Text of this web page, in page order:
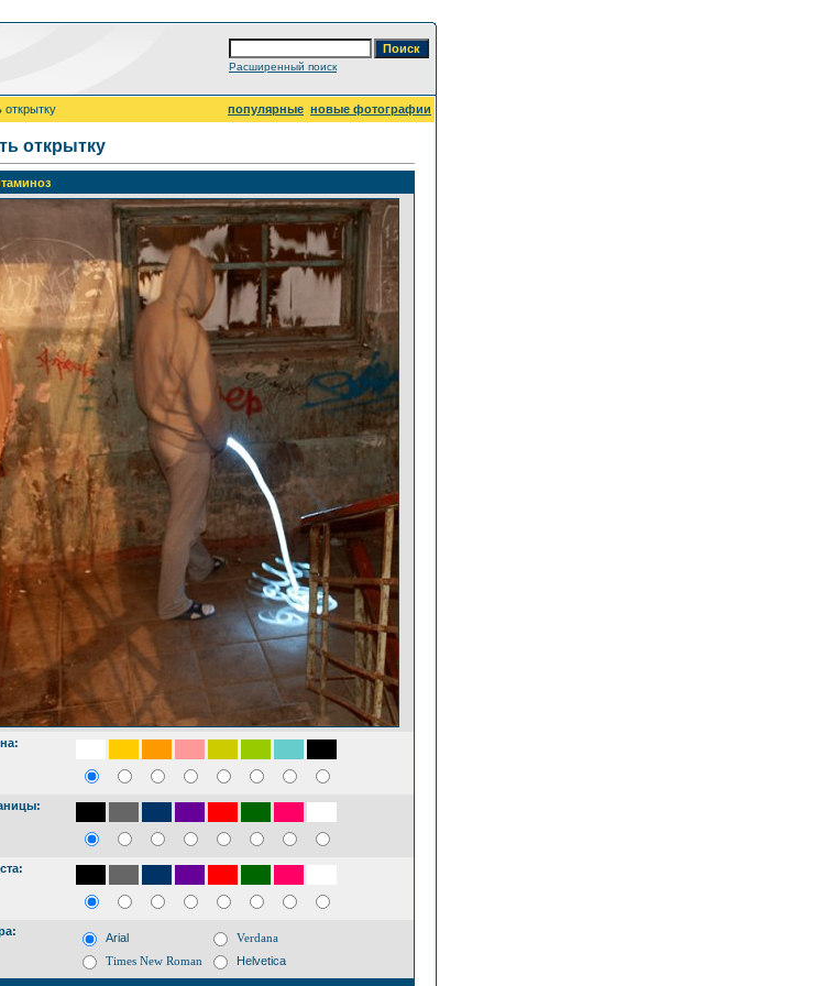
Расширенный поиск
открытку популярные новые фотографии
открытку
Arial
Verdana
Times New Roman
Helvetica